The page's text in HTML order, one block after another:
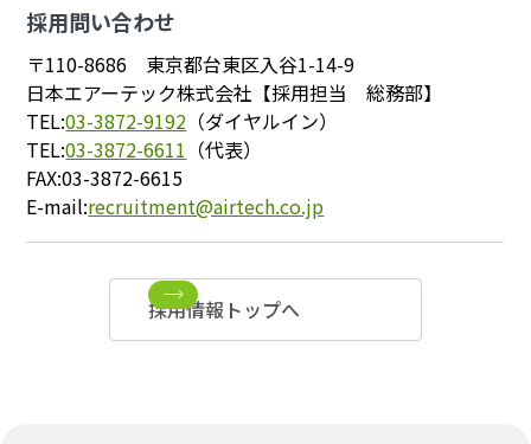
採用問い合わせ
〒110-8686 東京都台東区入谷1-14-9
日本エアーテック株式会社【採用担当 総務部】
TEL:03-3872-9192 （ダイヤルイン）
TEL:03-3872-6611 （代表）
FAX:03-3872-6615
E-mail:recruitment@airtech.co.jp
採用情報トップへ